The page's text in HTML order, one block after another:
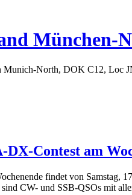
München-
Munich-North, DOK C12, Loc
DX-Contest am
findet von Samstag,
CW- und SSB-QSOs mit